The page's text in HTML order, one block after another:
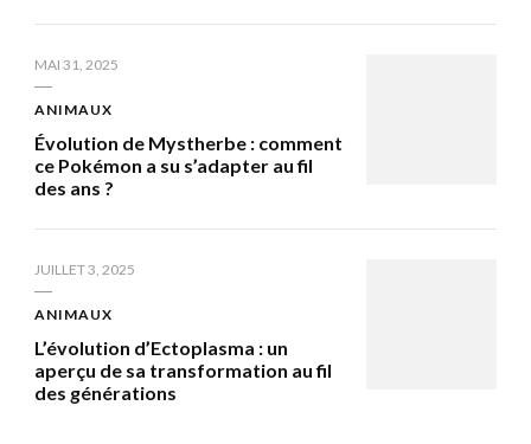
MAI 31, 2025
ANIMAUX
Évolution de Mystherbe : comment
ce Pokémon a su s’adapter au fil
des ans ?
JUILLET 3, 2025
ANIMAUX
L’évolution d’Ectoplasma : un
aperçu de sa transformation au fil
des générations